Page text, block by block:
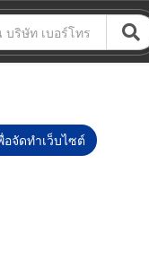
จัดทำเว็บไซต์